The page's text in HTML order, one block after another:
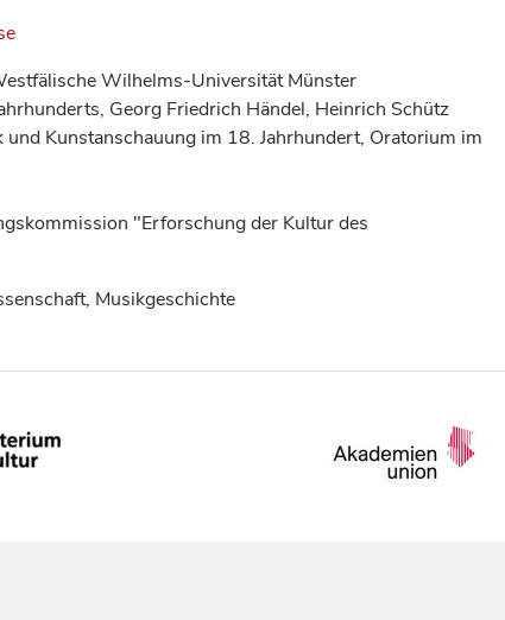
Wilhelms-Universität Münster
Georg Friedrich Händel, Heinrich Schütz
Kunstanschauung im 18. Jahrhundert, Oratorium im
"Erforschung der Kultur des
Musikgeschichte